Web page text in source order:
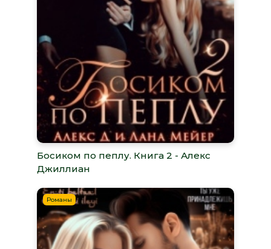
Босиком по пеплу. Книга 2 - Алекс
Джиллиан
Романы